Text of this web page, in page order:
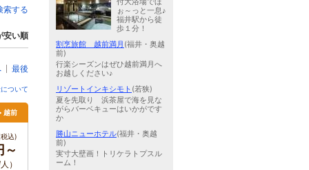
索する
安い順
最後
ついて
越前
込)
）
ぉ～っと一息♪
福井駅から徒
歩１分！
割烹旅館 越前満月 (福井・奥越
前)
行楽シーズンはぜひ越前満月へ
お越しください♪
リゾートインキシモト (若狭)
夏を先取り 浜茶屋で海を見な
がらバーベキューはいかがです
か
勝山ニューホテル(福井・奥越
前)
実寸大壁画！トリケラトプスル
ーム！